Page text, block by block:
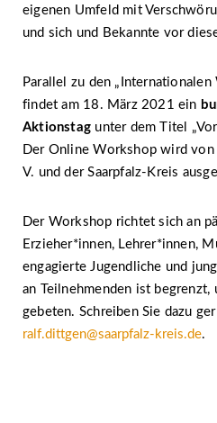
eigenen Umfeld mit
und sich und Bekannte vor
Parallel zu den „Internationalen
findet am 18. März 2021 ein
Aktionstag unter dem Titel
Der Online Workshop wird
V. und der Saarpfalz-Kreis
Der Workshop richtet sich an
Erzieher*innen, Lehrer*innen,
engagierte Jugendliche und
an Teilnehmenden ist begrenzt,
gebeten. Schreiben Sie dazu
ralf.dittgen@saarpfalz-kreis.de.